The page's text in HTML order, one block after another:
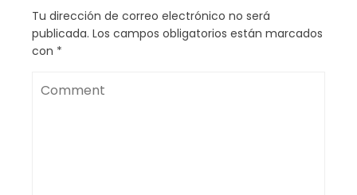
Tu dirección de correo electrónico no será
publicada. Los campos obligatorios están marcados
con *